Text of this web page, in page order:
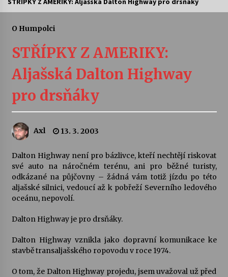
kapkou
Veselí muzikanti
Pozvánka na integrační festival Quijotova
šedesátka: 28. 7.–1. 8. 2026
28. 7. 2026
Letní koncerty ve Stromovce: Kolchoz a
28. 7. 2026
Votavžatský ploty
O Humpolci
STŘÍPKY Z AMERIKY:
Aljašská Dalton Highway
pro drsňáky
Axl 13. 3. 2003
Dalton Highway není pro bázlivce, kteří nechtějí riskovat
své auto na náročném terénu, ani pro běžné turisty,
odkázané na půjčovny – žádná vám totiž jízdu po této
aljašské silnici, vedoucí až k pobřeží Severního ledového
oceánu, nepovolí.
Dalton Highway je pro drsňáky.
Dalton Highway vznikla jako dopravní komunikace ke
stavbě transaljašského ropovodu v roce 1974.
O tom, že Dalton Highway projedu, jsem uvažoval už před